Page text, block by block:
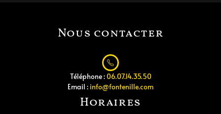
Nous contacter
Téléphone :06.07.14.35.50
Email : info@fontenille.com
Horaires